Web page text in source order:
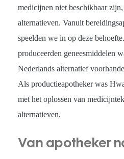
medicijnen niet beschikbaar
alternatieven. Vanuit
speelden we in op deze
produceerden geneesmiddelen
Nederlands alternatief
Als productieapotheker was
met het oplossen van
alternatieven.
Van apotheker